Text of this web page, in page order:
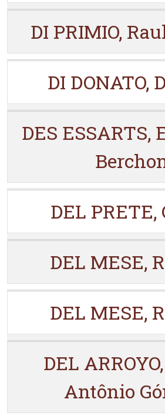
DI PRIMIO,
DI DONATO,
DES ESSARTS,
DEL
DEL MESE,
DEL MESE,
DEL
Antônio